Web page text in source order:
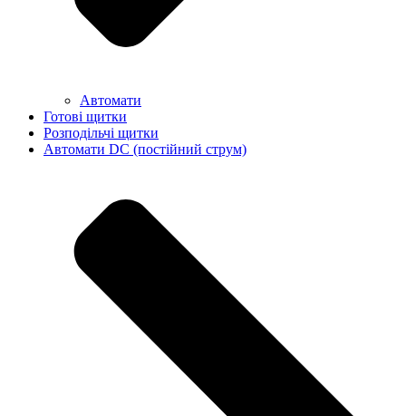
Автомати
Готові щитки
Розподільчі щитки
Автомати DC (постійний струм)